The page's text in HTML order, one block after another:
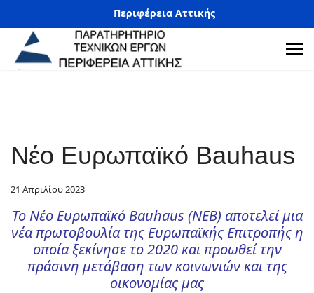
Περιφέρεια Αττικής
Νέο Ευρωπαϊκό Bauhaus
21 Απριλίου 2023
Το Νέο Ευρωπαϊκό Bauhaus (NEB) αποτελεί μια
νέα πρωτοβουλία της Ευρωπαϊκής Επιτροπής η
οποία ξεκίνησε το 2020 και προωθεί την
πράσινη μετάβαση των κοινωνιών και της
οικονομίας μας